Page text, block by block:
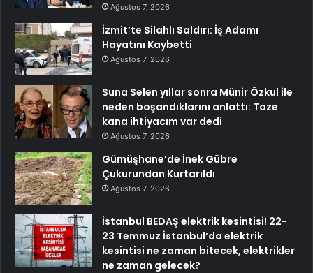
Ağustos 7, 2026
İzmit’te Silahlı Saldırı: İş Adamı
Hayatını Kaybetti
Ağustos 7, 2026
Suna Selen yıllar sonra Münir Özkul ile
neden boşandıklarını anlattı: Taze
kana ihtiyacım var dedi
Ağustos 7, 2026
Gümüşhane’de İnek Gübre
Çukurundan Kurtarıldı
Ağustos 7, 2026
İstanbul BEDAŞ elektrik kesintisi! 22-
23 Temmuz İstanbul’da elektrik
kesintisi ne zaman bitecek, elektrikler
ne zaman gelecek?